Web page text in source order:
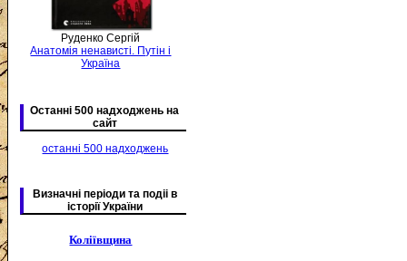
Руденко Сергій
Анатомія ненависті. Путін і
Україна
Останні 500 надходжень на
сайт
останні 500 надходжень
Визначні періоди та подіі в
історії України
Коліївщина